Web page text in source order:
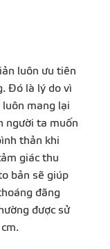
luôn ưu tiên
Đó là lý do vì
mang lại
người ta muốn
thản khi
giác thu
bản sẽ giúp
đãng
được sử